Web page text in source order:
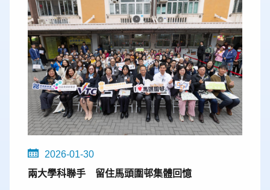
2026-01-30
兩大學科聯手 留住馬頭圍邨集體回憶